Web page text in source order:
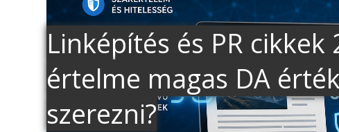
Linképítés és PR cikkek
értelme magas DA
szerezni?